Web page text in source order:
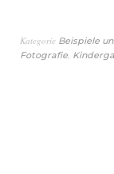
Kategorie Beispiele
Fotografie